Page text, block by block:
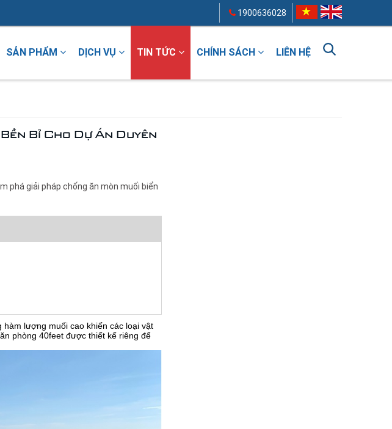
1900636028
SẢN PHẨM DỊCH VỤ TIN TỨC CHÍNH SÁCH LIÊN HỆ
Bỉ Cho Dự Án Duyên
phá giải pháp chống ăn mòn muối biển
lượng muối cao khiến các loại vật
phòng 40feet được thiết kế riêng để